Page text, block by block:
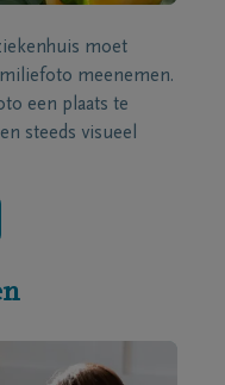
moet
meenemen.
een plaats te
steeds visueel